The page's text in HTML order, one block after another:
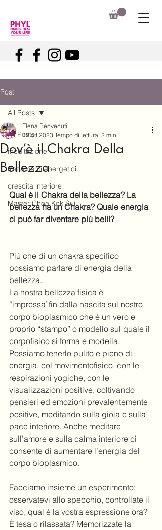
Post
All Posts
meditazione
trattamenti energetici
crescita interiore
Master Choa Kok Sui
All Posts
Dov’è il Chakra Della
Bellezza
Elena Benvenuti
12 ott 2023 Tempo di lettura: 2 min
Qual è il Chakra della bellezza? La
bellezza ha un Chakra? Quale energia
ci può far diventare più belli?
Più che di un chakra specifico
possiamo parlare di energia della
bellezza.
La nostra bellezza fisica è
“impressa”fin dalla nascita sul nostro
corpo bioplasmico che è un vero e
proprio “stampo” o modello sul quale il
corpofisico si forma e modella.
Possiamo tenerlo pulito e pieno di
energia, col movimentofisico, con le
respirazioni yogiche, con le
visualizzazioni positive, coltivando
pensieri ed emozioni prevalentemente
positive, meditando sulla gioia e sulla
pace interiore. Anche meditare
sull’amore e sulla calma interiore ci
consente di aumentare l’energia del
corpo bioplasmico.
Facciamo insieme un esperimento:
osservatevi allo specchio, controllate il
viso, qual è la vostra espressione ora?
È tesa o rilassata? Memorizzate la